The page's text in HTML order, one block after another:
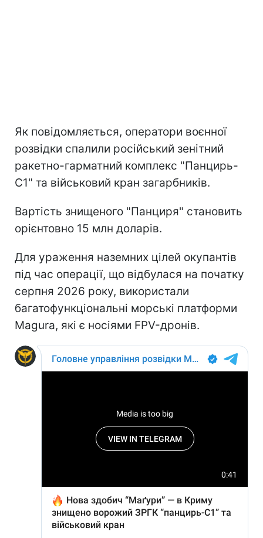
Як повідомляється, оператори воєнної
розвідки спалили російський зенітний
ракетно-гарматний комплекс "Панцирь-
С1" та військовий кран загарбників.
Вартість знищеного "Панциря" становить
орієнтовно 15 млн доларів.
Для ураження наземних цілей окупантів
під час операції, що відбулася на початку
серпня 2026 року, використали
багатофункціональні морські платформи
Magura, які є носіями FPV-дронів.